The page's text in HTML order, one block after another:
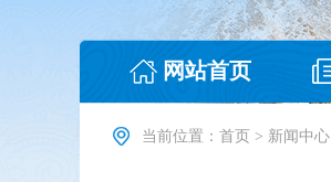
网站首页
当前位置： 首页 > 新闻中心